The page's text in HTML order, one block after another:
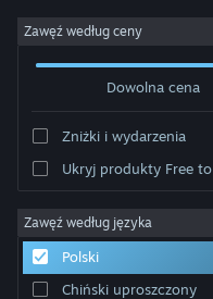
Zaloguj się
Społeczność
Informacje
Wsparcie
Zawęź według ceny
Dowolna cena
Zniżki i wydarzenia
Ukryj produkty Free to
Zawęź według języka
Polski
Chiński uproszczony
Producent: Cascadia Games
Sortuj według: